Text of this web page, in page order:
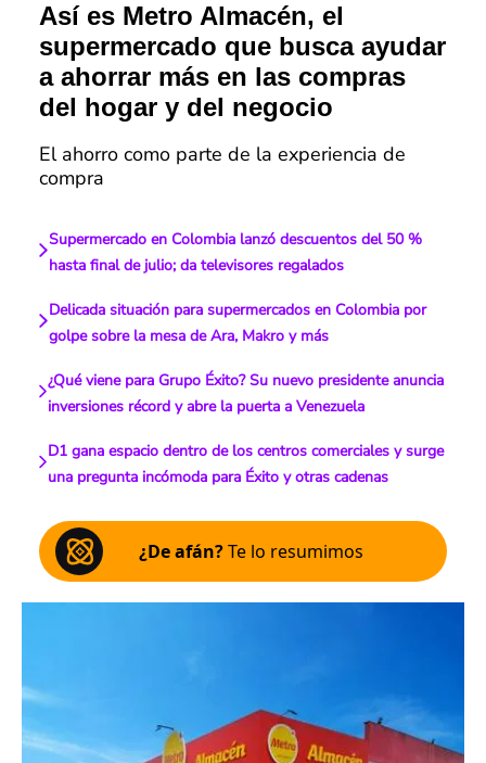
Así es Metro Almacén, el
supermercado que busca ayudar
a ahorrar más en las compras
del hogar y del negocio
El ahorro como parte de la experiencia de
compra
Supermercado en Colombia lanzó descuentos del 50 %
hasta final de julio; da televisores regalados
Delicada situación para supermercados en Colombia por
golpe sobre la mesa de Ara, Makro y más
¿Qué viene para Grupo Éxito? Su nuevo presidente anuncia
inversiones récord y abre la puerta a Venezuela
D1 gana espacio dentro de los centros comerciales y surge
una pregunta incómoda para Éxito y otras cadenas
¿De afán?Te lo resumimos